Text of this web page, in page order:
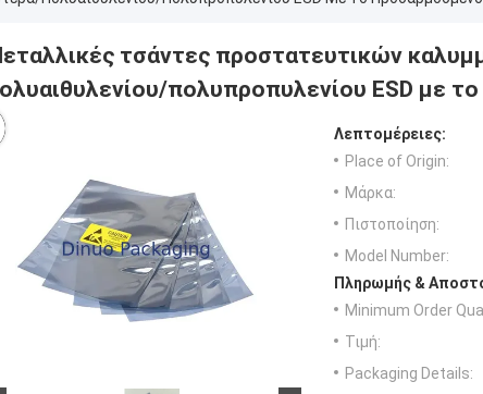
τσάντες προστατευτικών
πολυπροπυλενίου ESD με
Λεπτομέρειες:
Place of Origin:
Μάρκα:
Πιστοποίηση:
Model Number:
Πληρωμής &
Minimum Order
Τιμή:
Packaging Details: